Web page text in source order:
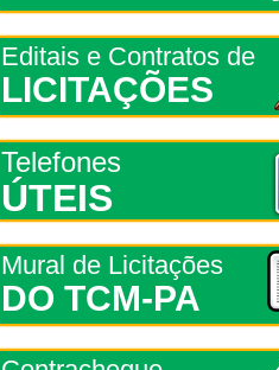
Editais e Contratos de
LICITAÇÕES
Telefones
ÚTEIS
Mural de Licitações
DO TCM-PA